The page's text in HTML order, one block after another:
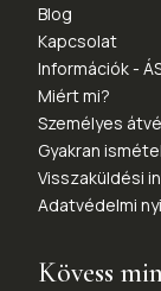
Blog
Kapcsolat
Információk -
Miért mi?
Személyes
Gyakran
Visszaküldési
Adatvédelmi
Kövess